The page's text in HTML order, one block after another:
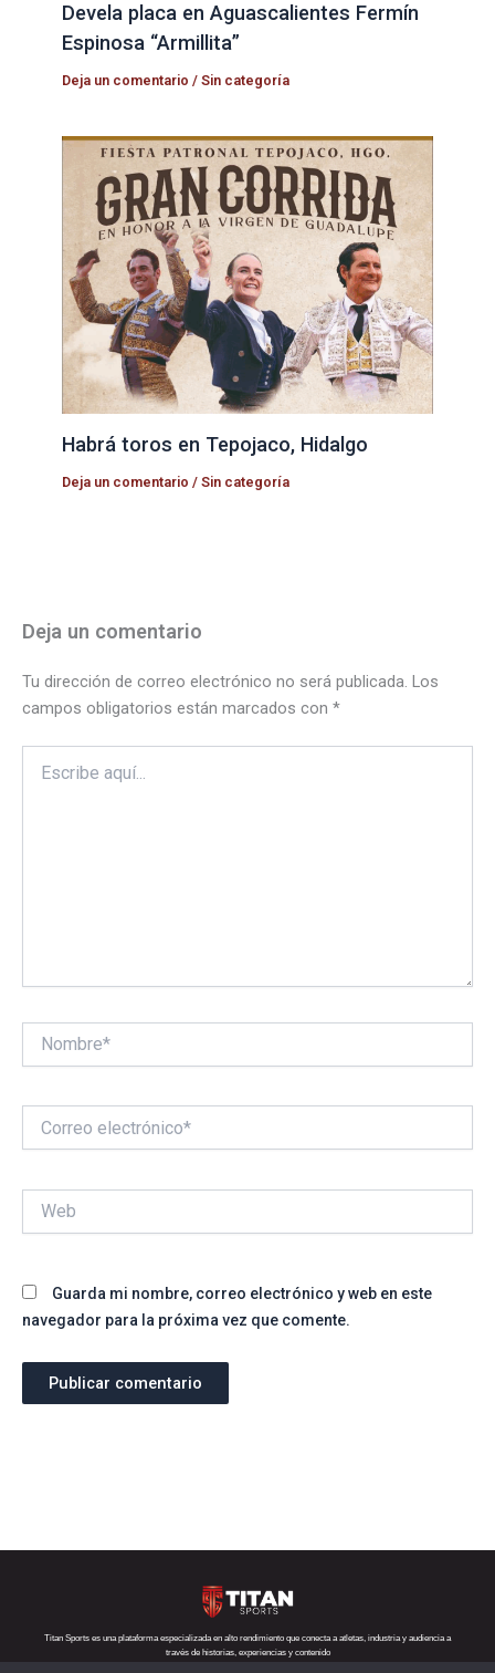
Devela placa en Aguascalientes Fermín
Espinosa “Armillita”
Deja un comentario /Sin categoría
Habrá toros en Tepojaco, Hidalgo
Deja un comentario /Sin categoría
Deja un comentario
Tu dirección de correo electrónico no será publicada. Los
campos obligatorios están marcados con *
aquí...
electrónico*
Guarda mi nombre, correo electrónico y web en este
navegador para la próxima vez que comente.
Titan Sports es una plataforma especializada en alto rendimiento que conecta a atletas, industria y audiencia a
través de historias, experiencias y contenido